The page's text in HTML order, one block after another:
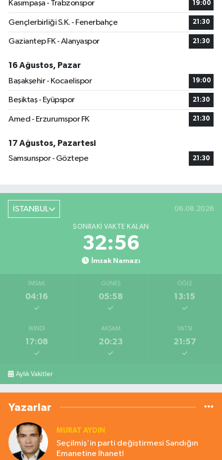
Kasımpaşa - Trabzonspor 19:00
Gençlerbirliği S.K. - Fenerbahçe 21:30
Gaziantep FK - Alanyaspor 21:30
16 Ağustos, Pazar
Başakşehir - Kocaelispor
19:00
Beşiktaş - Eyüpspor 21:30
Amed - Erzurumspor FK 21:30
17 Ağustos, Pazartesi
Samsunspor - Göztepe
21:30
İSTANBUL 06.08.2026
SONRAKI VAKTE KALAN
32:55
İmsak Namazı
İMSAK
04:16
GÜNEŞ
05:58
ÖĞLE
13:15
İKINDI
17:08
AKŞAM
20:23
YATSI
21:57
Aylık Vakitler
Yazarlar
MURAT AYDIN
Seçilmiş'in parti değiştirmesi Sandığın
Emanetine İhanet!